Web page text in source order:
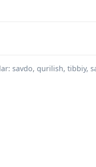
savdo, qurilish, tibbiy,